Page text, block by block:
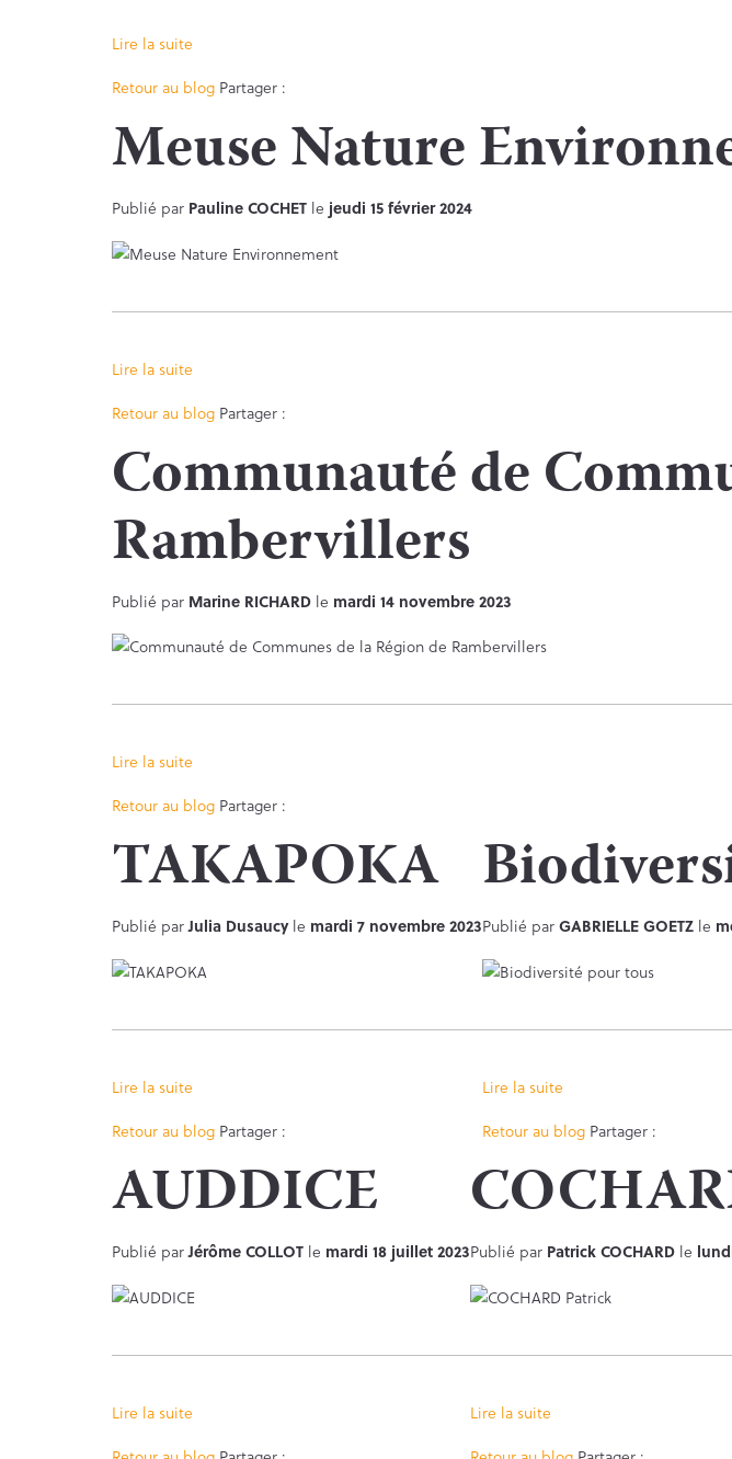
Lire la suite
Retour au blog Partager :
Meuse Nature
Publié par Pauline COCHET le jeudi 15 février 2024
Lire la suite
Retour au blog Partager :
Communauté de
Rambervillers
Publié par Marine RICHARD le mardi 14 novembre 2023
Lire la suite
Retour au blog Partager :
TAKAPOKA
Publié parJulia Dusaucyle mardi 7 novembre 2023
Lire la suite
Retour au blog Partager :
Publié parGABRIELLE GOETZ le
Lire la suite
Retour au blog Partager :
AUDDICE
Publié parJérôme COLLOT le mardi 18 juillet 2023
Lire la suite
Publié par Patrick COCHARD le
Lire la suite